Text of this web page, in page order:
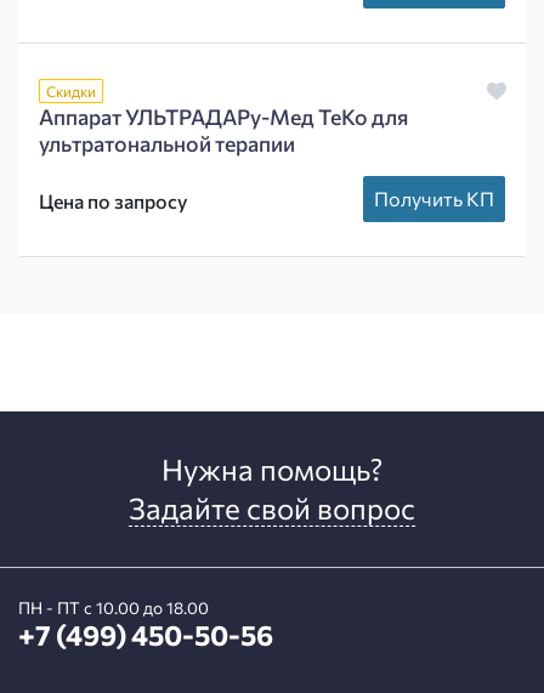
Скидки
Аппарат УЛЬТРАДАРу-Мед ТеКо для
ультратональной терапии
Цена по запросу Получить КП
Нужна помощь?
Задайте свой вопрос
ПН - ПТ с 10.00 до 18.00
+7 (499) 450-50-56